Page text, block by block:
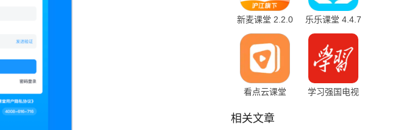
新麦课堂 2.2.0
安卓版
乐乐课堂 4.4.7
安卓版
看点云课堂
学习强国电视
相关文章